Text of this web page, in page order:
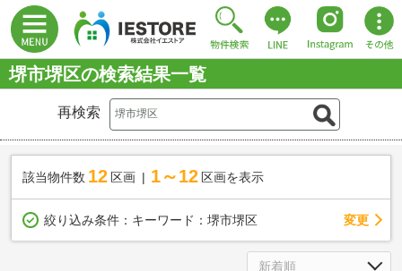
堺市堺区の検索結果一覧
再検索
該当物件数 12 区画 1～12 区画を表示
絞り込み条件： キーワード：堺市堺区 変更